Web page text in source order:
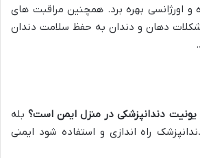
و اورژانسی بهره برد. همچنین مراقبت های
دهان و دندان به حفظ سلامت دندان
بله
راه اندازی و استفاده شود ایمنی